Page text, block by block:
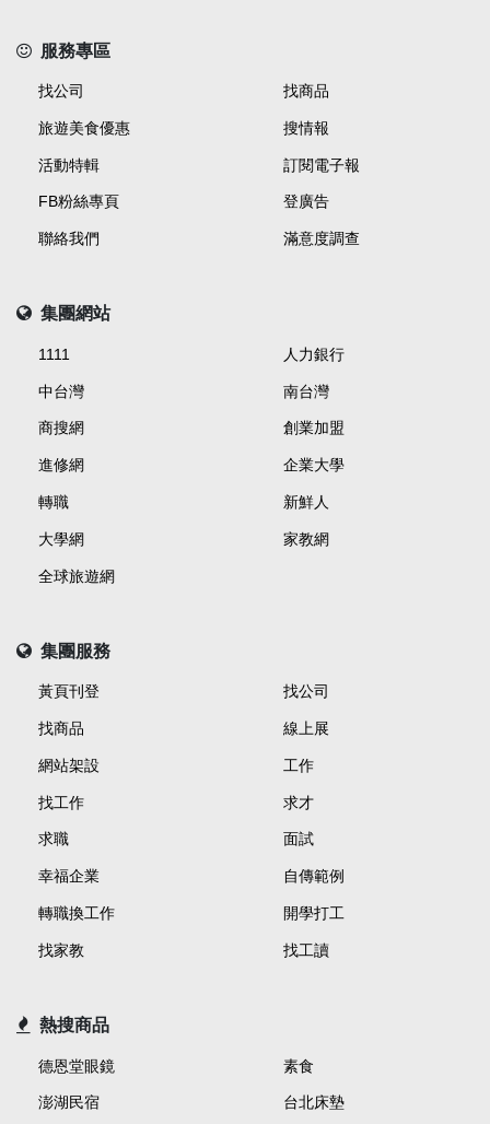
服務專區
找公司 找商品
旅遊美食優惠 搜情報
活動特輯 訂閱電子報
FB粉絲專頁 登廣告
聯絡我們 滿意度調查
集團網站
1111 人力銀行
中台灣 南台灣
商搜網 創業加盟
進修網 企業大學
轉職 新鮮人
大學網 家教網
全球旅遊網
集團服務
黃頁刊登 找公司
找商品 線上展
網站架設 工作
找工作 求才
求職 面試
幸福企業 自傳範例
轉職換工作 開學打工
找家教 找工讀
熱搜商品
德恩堂眼鏡 素食
澎湖民宿 台北床墊